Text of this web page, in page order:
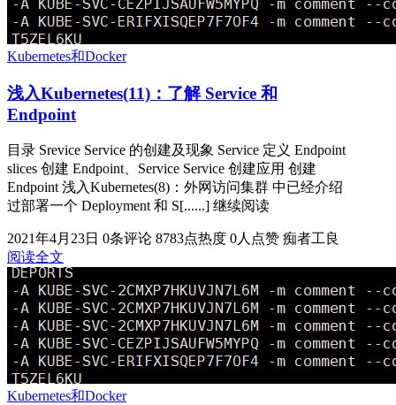
Kubernetes和Docker
浅入Kubernetes(11)：了解 Service 和
Endpoint
目录 Srevice Service 的创建及现象 Service 定义 Endpoint
slices 创建 Endpoint、Service Service 创建应用 创建
Endpoint 浅入Kubernetes(8)：外网访问集群 中已经介绍
过部署一个 Deployment 和 S[......] 继续阅读
2021年4月23日 0条评论 8783点热度 0人点赞 痴者工良
阅读全文
Kubernetes和Docker